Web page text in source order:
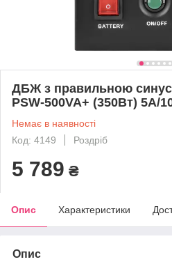
ДБЖ з правильною
PSW-500VA+ (350Вт) 5A/
Немає в наявності
Код: 4149
Роздріб
5 789 ₴
Опис Характеристики
Опис